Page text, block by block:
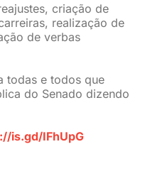
criação de
realização de
de verbas
todas e todos que
do Senado dizendo
is.gd/IFhUpG